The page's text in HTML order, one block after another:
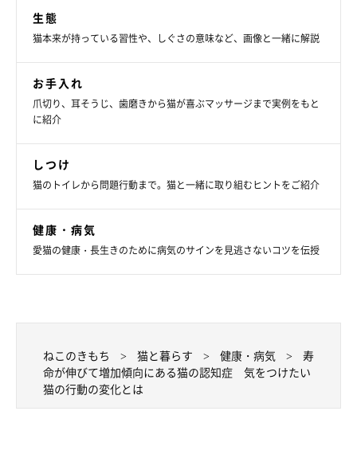
生態
猫本来が持っている習性や、しぐさの意味など、画像と一緒に解説
お手入れ
爪切り、耳そうじ、歯磨きから猫が喜ぶマッサージまで実例をもと
に紹介
しつけ
猫のトイレから問題行動まで。猫と一緒に取り組むヒントをご紹介
健康・病気
愛猫の健康・長生きのために病気のサインを見逃さないコツを伝授
ねこのきもち 猫と暮らす 健康・病気
寿
命が伸びて増加傾向にある猫の認知症 気をつけたい
猫の行動の変化とは